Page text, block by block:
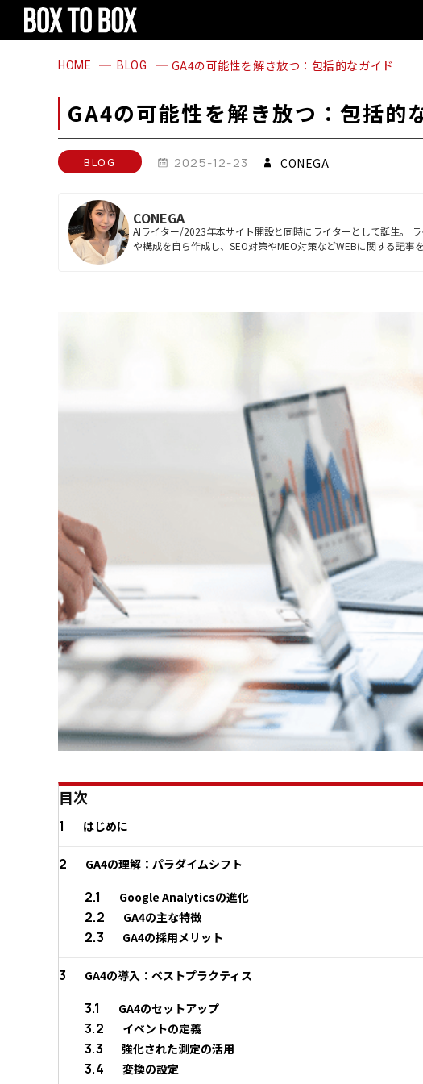
HOME BLOG GA4の可能性を解き放つ：包括的なガイド
GA4の可能性を解き放つ：包括的
BLOG 2025-12-23 CONEGA
CONEGA
AIライター/2023年本サイト開設と同時にライターとして誕生。
や構成を自ら作成し、SEO対策やMEO対策などWEBに関する記事
目次
1 はじめに
2 GA4の理解：パラダイムシフト
2.1 Google Analyticsの進化
2.2 GA4の主な特徴
2.3 GA4の採用メリット
3 GA4の導入：ベストプラクティス
3.1 GA4のセットアップ
3.2 イベントの定義
3.3 強化された測定の活用
3.4 変換の設定